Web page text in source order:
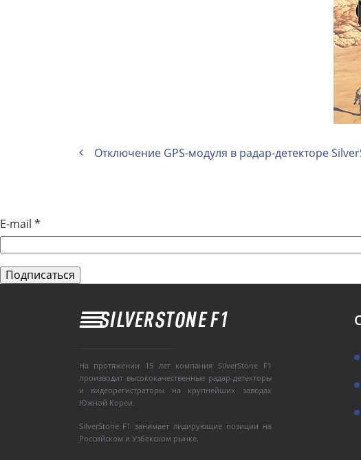
Отключение GPS-модуля в радар-детекторе
E-mail *
На протяжении 15 лет компания SilverStone F1
производит высококачественные радар-детекторы
и видеорегистраторы на крупнейших заводах
Южной Кореи.
SilverStone F1 занимает лидирующие позиции на
Российском и Узбекском рынке.